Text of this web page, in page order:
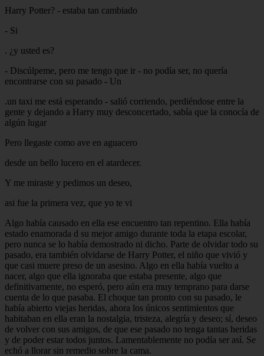
Harry Potter? - estaba tan cambiado
- Si
. ¿y usted es?
- Discúlpeme, pero me tengo que ir - no podía ser, no quería
encontrarse con su pasado - Un
.un taxi me está esperando - salió corriendo, perdiéndose entre la
gente y dejando a Harry muy desconcertado, sabía que la conocía de
algún lugar
Pero llegaste como ave en aguacero
desde un bello lucero en el atardecer.
Y me miraste y pedimos un deseo,
asi fue la primera vez, que yo te vi
Algo había causado en ella ese encuentro tan repentino. Ella había
estado enamorada d su mejor amigo durante toda la etapa escolar,
pero nunca se lo había demostrado ni dicho. Parte de olvidar todo su
pasado, era también olvidarse de Harry Potter, el niño que vivió y
que casi muere preso de un asesino. Algo en ella había vuelto a
nacer, algo que ella ignoraba que estaba presente, algo que
definitivamente, no esperó, pero aún era muy temprano para darse
cuenta de lo que pasaba. El choque tan pronto con su pasado, le
había abierto viejas heridas, ahora los únicos sentimientos que
habitaban en ella eran la nostalgia, tristeza, alegría y deseo; sí, deseo
de volver con sus amigos, de que ese pasado no tenga tantas heridas
y de poder estar todos juntos. Lamentablemente no podía ser así. Se
echó a llorar sin remedio sobre la cama.